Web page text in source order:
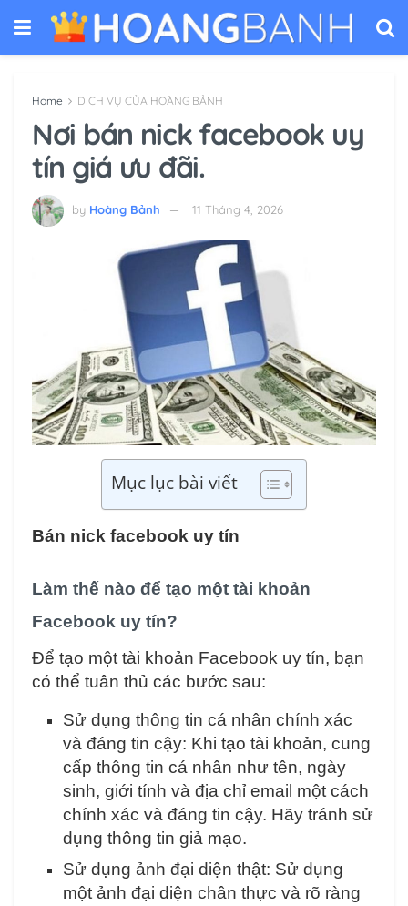
Home DỊCH VỤ CỦA HOÀNG BẢNH
Nơi bán nick facebook uy
tín giá ưu đãi.
by Hoàng Bảnh 11 Tháng 4, 2026
Mục lục bài viết
Bán nick facebook uy tín
Làm thế nào để tạo một tài khoản
Facebook uy tín?
Để tạo một tài khoản Facebook uy tín, bạn
có thể tuân thủ các bước sau:
Sử dụng thông tin cá nhân chính xác
và đáng tin cậy: Khi tạo tài khoản, cung
cấp thông tin cá nhân như tên, ngày
sinh, giới tính và địa chỉ email một cách
chính xác và đáng tin cậy. Hãy tránh sử
dụng thông tin giả mạo.
Sử dụng ảnh đại diện thật: Sử dụng
một ảnh đại diện chân thực và rõ ràng